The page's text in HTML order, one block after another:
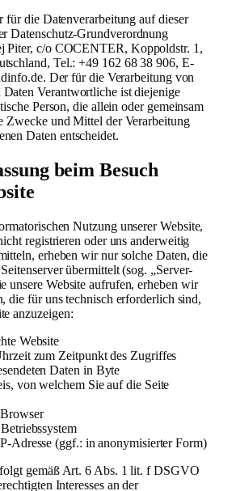
die Datenverarbeitung auf dieser
Datenschutz-Grundverordnung
Piter, c/o COCENTER, Koppoldstr. 1,
Tel.: +49 162 68 38 906, E-
Der für die Verarbeitung von
Daten Verantwortliche ist diejenige
Person, die allein oder gemeinsam
Zwecke und Mittel der Verarbeitung
Daten entscheidet.
beim Besuch
Nutzung unserer Website,
registrieren oder uns anderweitig
erheben wir nur solche Daten, die
übermittelt (sog. „Server-
unsere Website aufrufen, erheben wir
die für uns technisch erforderlich sind,
anzuzeigen:
Website
zum Zeitpunkt des Zugriffes
Daten in Byte
von welchem Sie auf die Seite
Adresse (ggf.: in anonymisierter Form)
gemäß Art. 6 Abs. 1 lit. f DSGVO
Interesses an der